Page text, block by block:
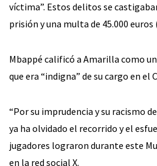
víctima”. Estos delitos se
prisión y una multa de 45.000 euros
Mbappé calificó a Amarilla como
que era “indigna” de su cargo en el
“Por su imprudencia y su racismo
ya ha olvidado el recorrido y el
jugadores lograron durante este
en la red social X.